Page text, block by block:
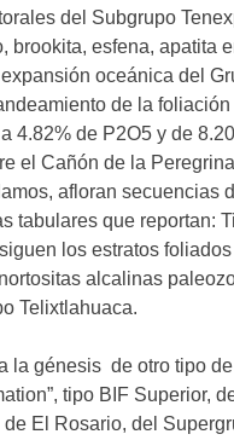
del Subgrupo
brookita, esfena, apatita
oceánica del
de la
4.82% de P2O5 y de
el Cañón de la
afloran secuencias
tabulares que reportan:
los estratos
alcalinas
Telixtlahuaca.
la génesis de otro tipo
tipo BIF Superior,
El Rosario, del